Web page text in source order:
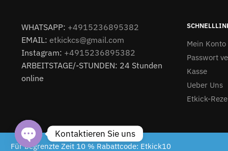
Für begrenzte Zeit 10 % Rabattcode: Etkick10
WHATSAPP: +4915236895382
EMAIL: etkickcs@gmail.com
Instagram: +4915236895382
ARBEITSTAGE/-STUNDEN: 24 Stunden
online
Mein Konto
Passwort
Kasse
Ueber Uns
Etkick-
Etkick.de 2024Kontaktieren Sie uns